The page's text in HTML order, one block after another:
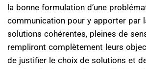
la bonne formulation d’une
communication pour y apporter par
solutions cohérentes, pleines de
rempliront complètement leurs
de justifier le choix de solutions et